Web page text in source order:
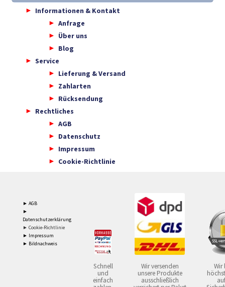
Informationen & Kontakt
Anfrage
Über uns
Blog
Service
Lieferung & Versand
Zahlarten
Rücksendung
Rechtliches
AGB
Datenschutz
Impressum
Cookie-Richtlinie
► AGB
►
Datenschutzerklärung
► Cookie-Richtlinie
► Impressum
► Bildnachweis
Schnell
und
einfach
Wir versenden
unsere Produkte
ausschließlich
Wir